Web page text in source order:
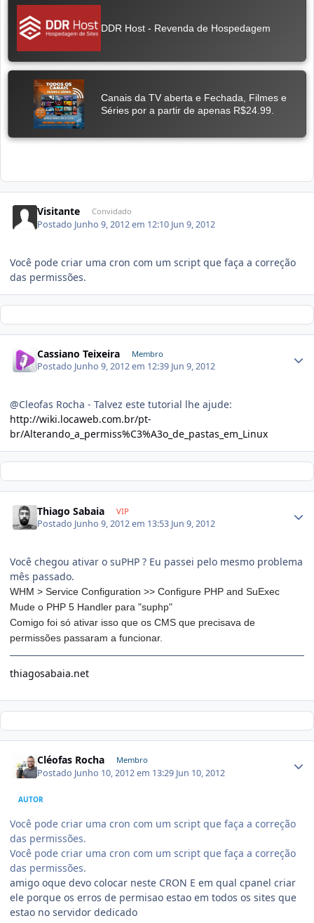
Visitante Convidado
Postado Junho 9, 2012 em 12:10 Jun 9, 2012
Você pode criar uma cron com um script que faça a correção
das permissões.
Cassiano Teixeira Membro
Postado Junho 9, 2012 em 12:39 Jun 9, 2012
@Cleofas Rocha - Talvez este tutorial lhe ajude:
http://wiki.locaweb.com.br/pt-
br/Alterando_a_permiss%C3%A3o_de_pastas_em_Linux
Thiago Sabaia VIP
Postado Junho 9, 2012 em 13:53 Jun 9, 2012
Você chegou ativar o suPHP ? Eu passei pelo mesmo problema
mês passado.
WHM > Service Configuration >> Configure PHP and SuExec
Mude o PHP 5 Handler para "suphp"
Comigo foi só ativar isso que os CMS que precisava de
permissões passaram a funcionar.
thiagosabaia.net
Cléofas Rocha Membro
Postado Junho 10, 2012 em 13:29 Jun 10, 2012
AUTOR
Você pode criar uma cron com um script que faça a correção
das permissões.
Você pode criar uma cron com um script que faça a correção
das permissões.
amigo oque devo colocar neste CRON E em qual cpanel criar
ele porque os erros de permisao estao em todos os sites que
estao no servidor dedicado